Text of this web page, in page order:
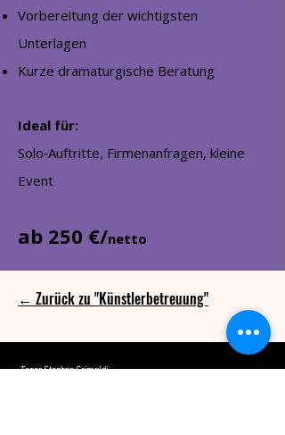
Vorbereitung der wichtigsten
Unterlagen
Kurze dramaturgische Beratung
Ideal für:
Solo‑Auftritte, Firmenanfragen, kleine
Event
ab 250 €/netto
← Zurück zu "Künstlerbetreuung"
Tenor Stephan Grimaldi